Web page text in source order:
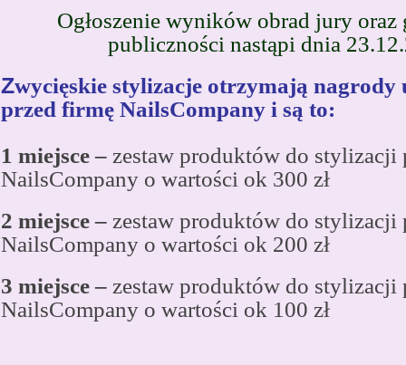
Ogłoszenie wyników obrad jury oraz
publiczności nastąpi dnia
Zwycięskie stylizacje otrzymają nagrody
przed firmę NailsCompany i są to:
1 miejsce – zestaw produktów do stylizacji
NailsCompany o wartości ok 300 zł
2 miejsce – zestaw produktów do stylizacji
NailsCompany o wartości ok 200 zł
3 miejsce – zestaw produktów do stylizacji
NailsCompany o wartości ok 100 zł